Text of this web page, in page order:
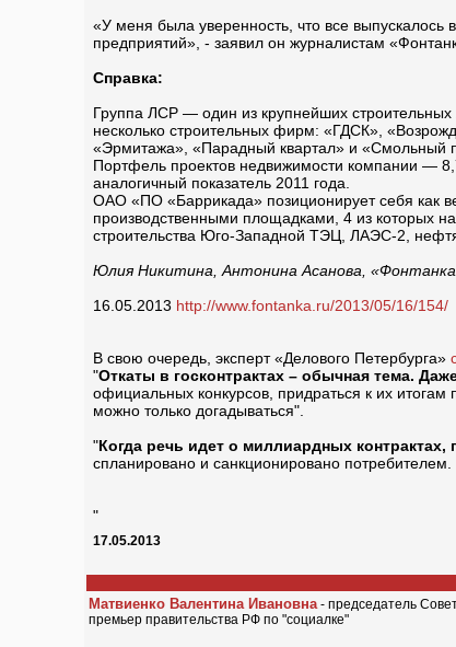
«У меня была уверенность, что все
предприятий», - заявил он журналистам
Справка:
Группа ЛСР — один из крупнейших строительных
несколько строительных фирм: «ГДСК»,
«Эрмитажа», «Парадный квартал» и «Смольный
Портфель проектов недвижимости компании —
аналогичный показатель 2011 года.
ОАО «ПО «Баррикада» позиционирует себя как
производственными площадками, 4 из которых
строительства Юго-Западной ТЭЦ, ЛАЭС-2,
Юлия Никитина, Антонина Асанова,
16.05.2013 http://www.fontanka.ru/2013/05/16/154/
В свою очередь, эксперт «Делового Петербурга»
"Откаты в госконтрактах – обычная тема.
официальных конкурсов, придраться к их
можно только догадываться".
"Когда речь идет о миллиардных
спланировано и санкционировано
"
17.05.2013
Матвиенко Валентина Ивановна- председатель
премьер правительства РФ по "социалке"